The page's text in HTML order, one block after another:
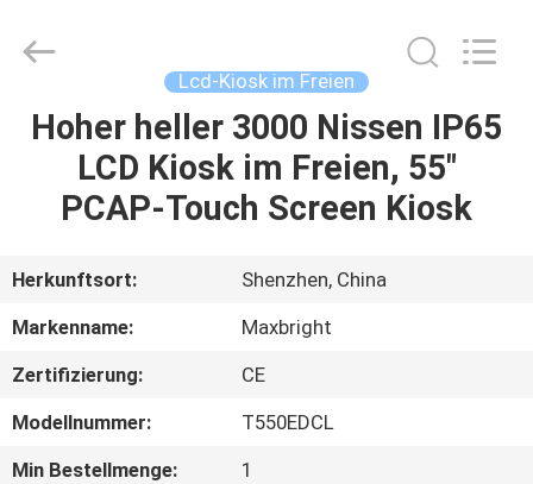
HAUS
PRODUKTE
ÜBER
UNS
FABRIK-
AUSFLUG
Freien
Fournisseur.
outdoordigital-
Lcd-Kiosk im Freien
Hoher heller 3000 Nissen IP65
LCD Kiosk im Freien, 55"
PCAP-Touch Screen Kiosk
Herkunftsort:
Shenzhen, China
Markenname:
Maxbright
Zertifizierung:
CE
Modellnummer:
T550EDCL
Min Bestellmenge:
1